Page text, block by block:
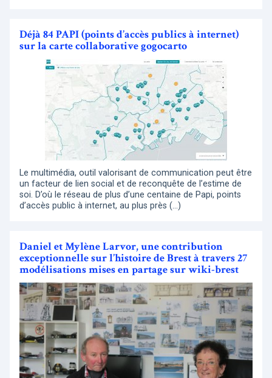
Déjà 84 PAPI (points d’accès publics à internet)
sur la carte collaborative gogocarto
Le multimédia, outil valorisant de communication peut être
un facteur de lien social et de reconquête de l’estime de
soi. D’où le réseau de plus d’une centaine de Papi, points
d’accès public à internet, au plus près (…)
Daniel et Mylène Larvor, une contribution
exceptionnelle sur l’histoire de Brest à travers 27
modélisations mises en partage sur wiki-brest